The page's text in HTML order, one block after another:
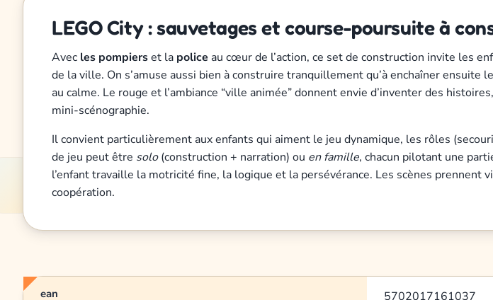
LEGO City : sauvetages et course-poursuite à
Avec les pompierset la police au cœur de l’action, ce set de construction invite les
de la ville. On s’amuse aussi bien à construire tranquillement qu’à enchaîner
au calme. Le rouge et l’ambiance “ville animée” donnent envie d’inventer des
mini-scénographie.
Il convient particulièrement aux enfants qui aiment le jeu dynamique, les rôles
de jeu peut être solo(construction + narration) ou en famille, chacun pilotant une
l’enfant travaille la motricité fine, la logique et la persévérance. Les scènes prennent
coopération.
ean 5702017161037